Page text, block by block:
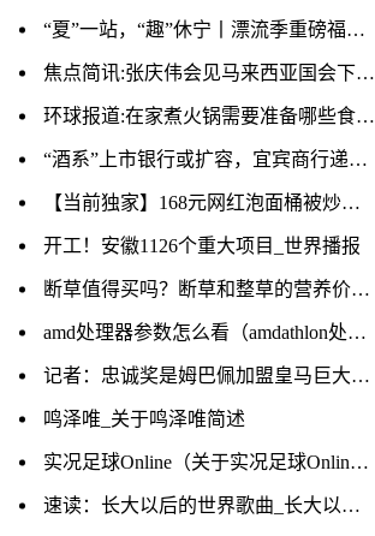
“夏”一站，“趣”休宁丨漂流季重磅福利来袭！冲冲冲！-世界热议
焦点简讯:张庆伟会见马来西亚国会下议院副议长刘强燕一行
环球报道:在家煮火锅需要准备哪些食材清单
“酒系”上市银行或扩容，宜宾商行递表港交所
【当前独家】168元网红泡面桶被炒至千元，深圳市监局回应
开工！安徽1126个重大项目_世界播报
断草值得买吗？断草和整草的营养价值一样吗？_世界热点评
amd处理器参数怎么看（amdathlon处理器怎么看型号）
记者：忠诚奖是姆巴佩加盟皇马巨大阻碍 皇马不会付忠诚奖+宁愿等|世界热门
鸣泽唯_关于鸣泽唯简述
实况足球Online（关于实况足球Online介绍）|环球快讯
速读：长大以后的世界歌曲_长大以后的世界